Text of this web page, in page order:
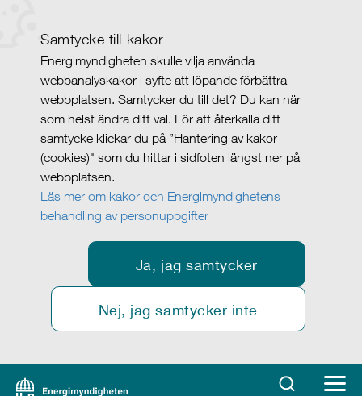
Samtycke till kakor
Energimyndigheten skulle vilja använda
webbanalyskakor i syfte att löpande förbättra
webbplatsen. Samtycker du till det? Du kan när
som helst ändra ditt val. För att återkalla ditt
samtycke klickar du på ”Hantering av kakor
(cookies)" som du hittar i sidfoten längst ner på
webbplatsen.
Läs mer om kakor och Energimyndighetens
behandling av personuppgifter
Ja, jag samtycker
Nej, jag samtycker inte